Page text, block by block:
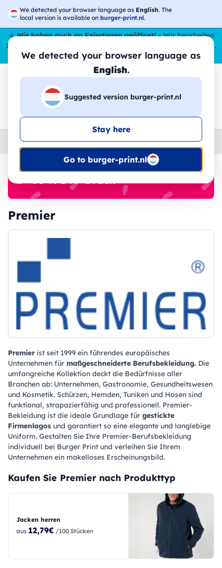
We detected your browser language as English. The
local version is available on burger-print.nl.
We detected your browser language as
English.
Suggested version burger-print.nl
Stay here
Go to burger-print.nl
☀️Wir haben auch an Feiertagen geöffnet!– Wir bearbeiten
Ihre Bestellungen den ganzen Sommer über,
sogar im August.
😎🌴
🔎
Home › Brands › Premier
🔥 -30 % DTF-Druck
Premier
Premier ist seit 1999 ein führendes europäisches
Unternehmen für maßgeschneiderte Berufsbekleidung. Die
umfangreiche Kollektion deckt die Bedürfnisse aller
Branchen ab: Unternehmen, Gastronomie, Gesundheitswesen
und Kosmetik. Schürzen, Hemden, Tuniken und Hosen sind
funktional, strapazierfähig und professionell. Premier-
Bekleidung ist die ideale Grundlage für gestickte
Firmenlogos und garantiert so eine elegante und langlebige
Uniform. Gestalten Sie Ihre Premier-Berufsbekleidung
individuell bei Burger Print und verleihen Sie Ihrem
Unternehmen ein makelloses Erscheinungsbild.
Kaufen Sie Premier nach Produkttyp
Jacken herren
aus 12,79€ /100 Stücken